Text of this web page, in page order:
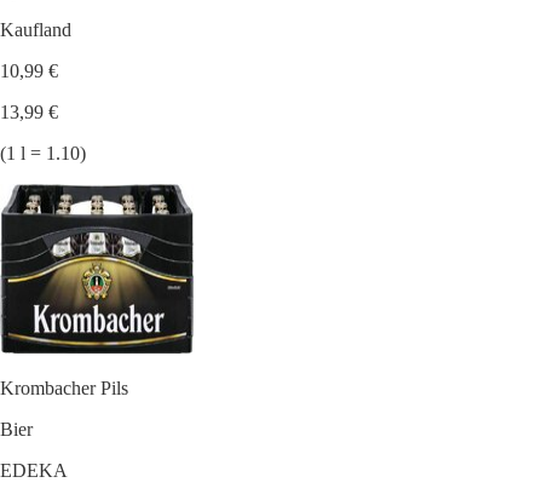
Kaufland
10,99 €
13,99 €
(1 l = 1.10)
Krombacher Pils
Bier
EDEKA